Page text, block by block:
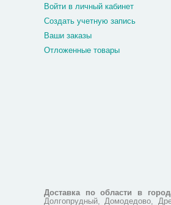
Войти в личный кабинет
Создать учетную запись
Ваши заказы
Отложенные товары
Доставка по области в
Долгопрудный, Домодедово,